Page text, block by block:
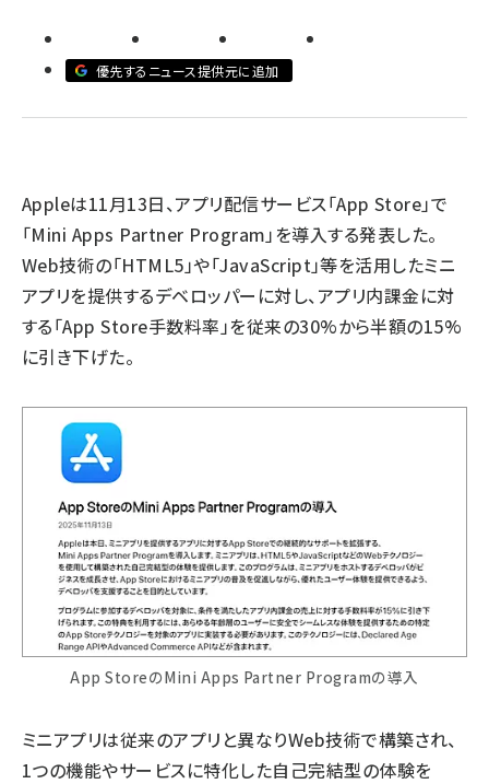
meo (1281)
優先するニュース提供元に追加
Appleは11月13日、アプリ配信サービス「App Store」で
「Mini Apps Partner Program」を導入する発表した。
Web技術の「HTML5」や「JavaScript」等を活用したミニ
アプリを提供するデベロッパーに対し、アプリ内課金に対
する「App Store手数料率」を従来の30%から半額の15%
に引き下げた。
App StoreのMini Apps Partner Programの導入
ミニアプリは従来のアプリと異なりWeb技術で構築され、
1つの機能やサービスに特化した自己完結型の体験を